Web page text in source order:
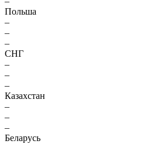
Польша
–
–
–
СНГ
–
–
–
Казахстан
–
–
–
Беларусь